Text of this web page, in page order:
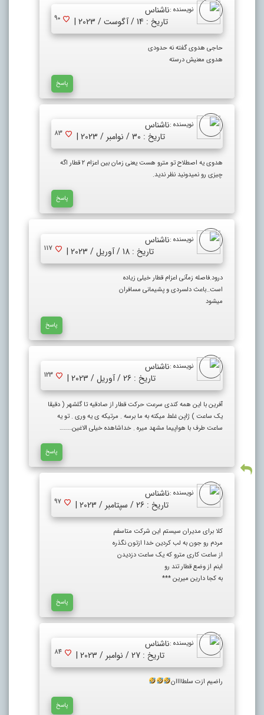
نویسنده :ناشناس
تاریخ : 14 / آگوست / 2023 |
90
حاجی هدوی گفته نه حدودی
هدوی معنیش درسته
پاسخ
نویسنده :ناشناس
تاریخ : 30 / نوامبر / 2023 |
83
هدوی یه اصطلاح تو مترو هست یعنی زمان بین اعزام ۲ قطار اگه
چیزی رو نمیدونید نظر ندید.
پاسخ
نویسنده :ناشناس
تاریخ : 18 / آوریل / 2023 |
117
درود.فاصله زمآنی اعزام قطار خیلی زیاده
است..باعث دلسردی و پشیمانی مسافران
میشود
پاسخ
نویسنده :ناشناس
تاریخ : 26 / آوریل / 2023 |
123
آفرین با این همه کندی سرعت حرکت قطار از صادقیه تا گلشهر ( دقیقا
یک ساعت ) ژاپن غلط میکنه به ما برسه . مرتیکه ی یه وری . تو یه
ساعت طرف با هواپیما مشهد میره . خداشاهده خیلی الاغین………
پاسخ
نویسنده :ناشناس
تاریخ : 26 / سپتامبر / 2023 |
97
کلا برای مدیران سیستم این شرکت متاسفم
مردم رو جون به لب کردین خدا ازتون نگذره
از ساعت کاری مترو که یک ساعت دزدیدن
اینم از وضع قطار تند رو
به کجا دارین میرین ***
پاسخ
نویسنده :ناشناس
تاریخ : 27 / نوامبر / 2023 |
84
راضیم ازت سلطاااان
پاسخ